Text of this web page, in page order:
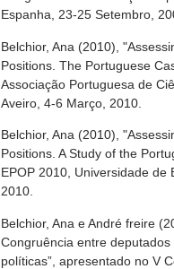
Espanha, 23-25 Setembro,
Belchior, Ana (2010),
Positions. The Portuguese
Associação Portuguesa de
Aveiro, 4-6 Março, 2010.
Belchior, Ana (2010),
Positions. A Study of the
EPOP 2010, Universidade
2010.
Belchior, Ana e André freire
Congruência entre
políticas”, apresentado no V